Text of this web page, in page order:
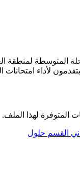
لمنطقة
۲۳ يونيو ٢٠٢٤ في مقار مدارسهم، على أن يتم
المتوفرة لهذا الملف.
القسم حلول